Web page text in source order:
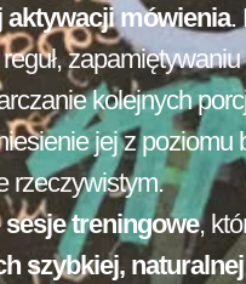
mówienia.
zapamiętywaniu
kolejnych
jej z poziomu
rzeczywistym.
treningowe,
szybkiej,